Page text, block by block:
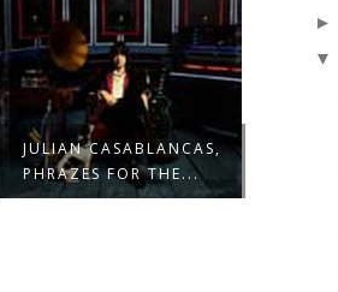
JULIAN CASABLANCAS,
PHRAZES FOR THE...
►
▼